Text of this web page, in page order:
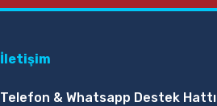
İletişim
Telefon & Whatsapp Destek Hattı